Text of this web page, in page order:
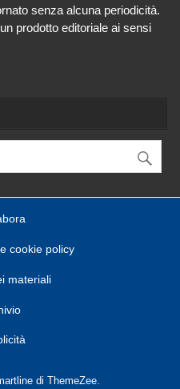
senza alcuna periodicità.
prodotto editoriale ai sensi
cookie policy
materiali
di ThemeZee.